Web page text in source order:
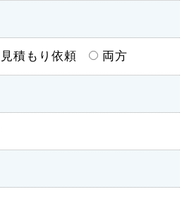
見積もり依頼 両方